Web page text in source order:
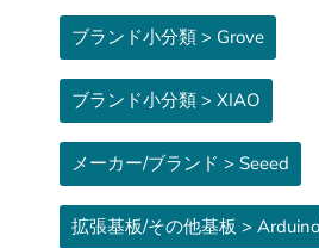
ブランド小分類 > Grove
ブランド小分類 > XIAO
メーカー/ブランド > Seeed
拡張基板/その他基板 >